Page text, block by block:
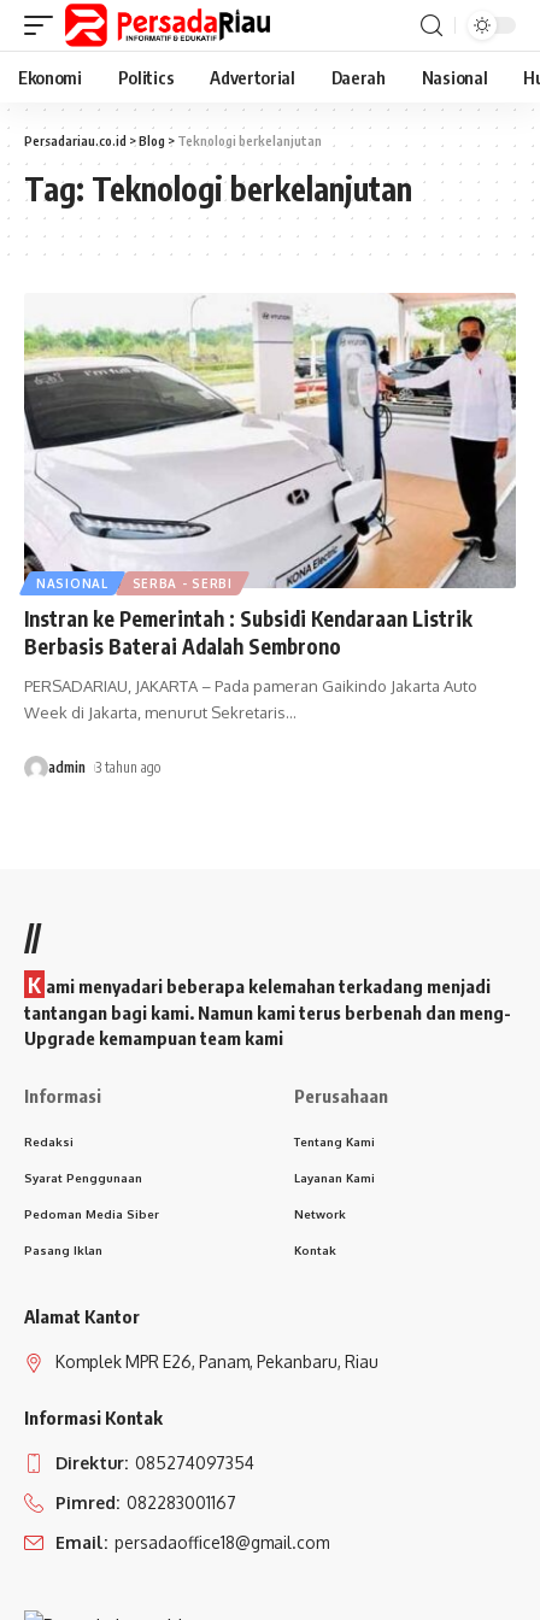
Ekonomi Politics Advertorial Daerah Nasional
Persadariau.co.id >Blog > Teknologi berkelanjutan
Tag: Teknologi berkelanjutan
NASIONAL SERBA - SERBI
Instran ke Pemerintah : Subsidi Kendaraan Listrik
Berbasis Baterai Adalah Sembrono
PERSADARIAU, JAKARTA – Pada pameran Gaikindo Jakarta Auto
Week di Jakarta, menurut Sekretaris…
admin 3 tahun ago
//
K ami menyadari beberapa kelemahan terkadang menjadi
tantangan bagi kami. Namun kami terus berbenah dan meng-
Upgrade kemampuan team kami
Informasi
Redaksi
Syarat Penggunaan
Pedoman Media Siber
Pasang Iklan
Perusahaan
Tentang Kami
Layanan Kami
Network
Kontak
Alamat Kantor
Komplek MPR E26, Panam, Pekanbaru, Riau
Informasi Kontak
Direktur: 085274097354
Pimred: 082283001167
Email: persadaoffice18@gmail.com